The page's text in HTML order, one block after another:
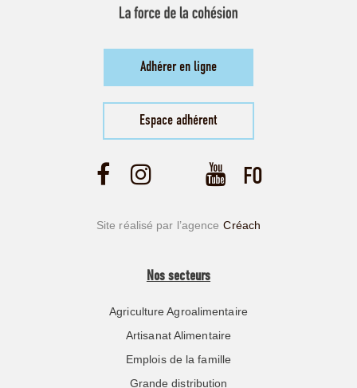
Adhérer en ligne
Espace adhérent
Site réalisé par l’agence Créach
Nos secteurs
Agriculture Agroalimentaire
Artisanat Alimentaire
Emplois de la famille
Grande distribution